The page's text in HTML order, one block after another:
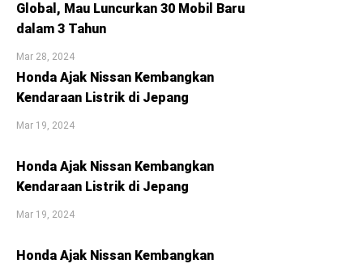
Global, Mau Luncurkan 30 Mobil Baru
dalam 3 Tahun
Mar 28, 2024
Honda Ajak Nissan Kembangkan
Kendaraan Listrik di Jepang
Mar 19, 2024
Honda Ajak Nissan Kembangkan
Kendaraan Listrik di Jepang
Mar 19, 2024
Honda Ajak Nissan Kembangkan